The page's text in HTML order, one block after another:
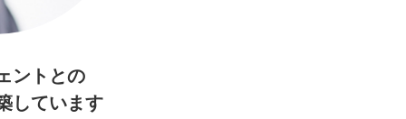
ントとの
しています